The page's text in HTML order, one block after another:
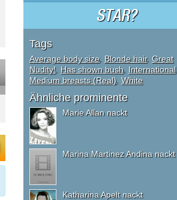
STAR?
Tags
Average body size, Blonde hair, Great
Nudity! Has shown bush International,
Medium breasts (Real) White
Ähnliche prominente
Marie Allan nackt
Marina Martinez Andina nackt
Katharina Apelt nackt